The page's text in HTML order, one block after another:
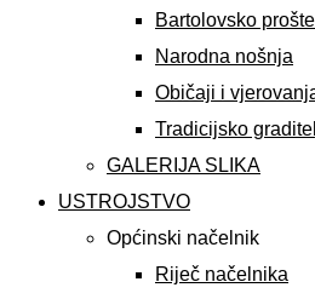
Bartolovsko
Narodna nošnja
Običaji i
Tradicijsko
GALERIJA SLIKA
USTROJSTVO
Općinski načelnik
Riječ načelnika